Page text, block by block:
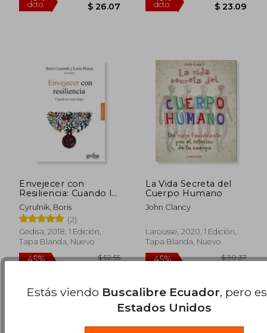
45% 45%
Envejecer con
Resiliencia: Cuando la
Vejez Llega
Cyrulnik, Boris
(2)
Gedisa, 2018, 1 Edición,
Tapa Blanda, Nuevo
La Vida Secreta del
Cuerpo Humano
John Clancy
Larousse, 2020, 1 Edición,
Tapa Blanda, Nuevo
Estás viendo Buscalibre Ecuador, pero
Estados Unidos